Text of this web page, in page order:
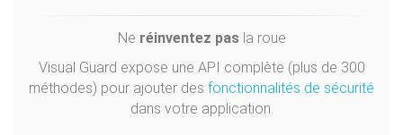
Ne réinventez pas la roue
Visual Guard expose une API complète (plus de 300
méthodes) pour ajouter des fonctionnalités de sécurité
dans votre application.